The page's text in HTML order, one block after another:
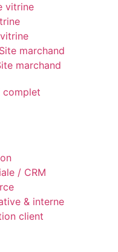
vitrine
marchand
marchand
complet
/ CRM
& interne
client